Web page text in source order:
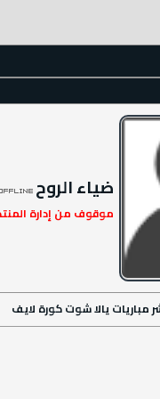
ضياء الروح
موقوف من إدارة